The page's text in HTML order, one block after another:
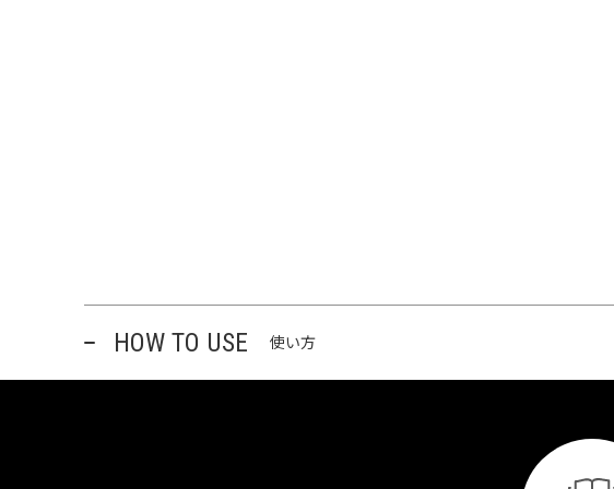
HOW TO USE 使い方